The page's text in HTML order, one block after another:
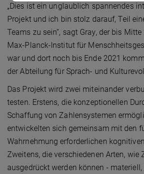
„Dies ist ein unglaublich spannendes
Projekt und ich bin stolz darauf, Teil
Teams zu sein“, sagt Gray, der bis
Max-Planck-Institut für
war und dort noch bis Ende 2021
der Abteilung für Sprach- und
Das Projekt wird zwei miteinander
testen. Erstens, die konzeptionellen
Schaffung von Zahlensystemen
entwickelten sich gemeinsam mit den
Wahrnehmung erforderlichen
Zweitens, die verschiedenen Arten, wie
ausgedrückt werden können - materiell,